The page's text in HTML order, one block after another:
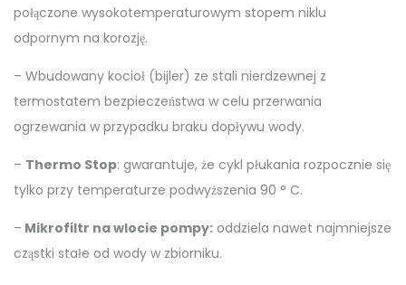
połączone wysokotemperaturowym stopem niklu
odpornym na korozję.
– Wbudowany kocioł (bijler) ze stali nierdzewnej z
termostatem bezpieczeństwa w celu przerwania
ogrzewania w przypadku braku dopływu wody.
– Thermo Stop: gwarantuje, że cykl płukania rozpocznie się
tylko przy temperaturze podwyższenia 90 ° C.
– Mikrofiltr na wlocie pompy: oddziela nawet najmniejsze
cząstki stałe od wody w zbiorniku.